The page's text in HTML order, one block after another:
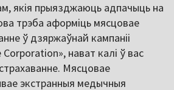
якія прыязджаюць адпачыць на
трэба аформіць мясцовае
ў дзяржаўнай кампаніі
нават калі ў вас
Мясцовае
экстранныя медычныя